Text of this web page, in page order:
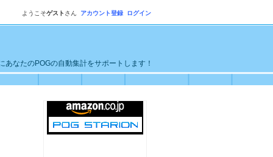
ようこそゲスト さん アカウント登録 ログイン
なたのPOGの自動集計をサポートします！